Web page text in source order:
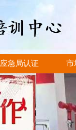
应急局认证 市